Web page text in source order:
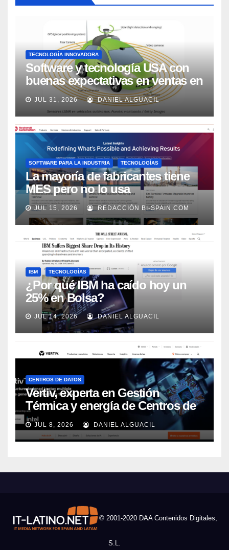
TECNOLOGÍA INNOVADORA
Software y tecnología USA con
buenas expectativas en ventas en
los próximos 2 años, según
Market Watch
JUL 31, 2026 DANIEL ALGUACIL
SOFTWARE PARA LA INDUSTRIA TECNOLOGÍAS
La mayoría de fabricantes tiene
MES pero no lo usa
adecuadamente, según Rockwell
Automation
JUL 15, 2026 REDACCIÓN BI-SPAIN.COM
IBM TECNOLOGÍAS
¿Por qué IBM ha caído hoy un
25% en Bolsa?
JUL 14, 2026 DANIEL ALGUACIL
CENTROS DE DATOS
Vertiv, experta en Gestión
Térmica y energía de Centros de
Datos, sigue su crecimiento
imparable
JUL 8, 2026 DANIEL ALGUACIL
© 2001-2020 DAA Contenidos Digitales,
S.L.